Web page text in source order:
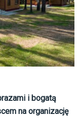
i bogatą
na organizację